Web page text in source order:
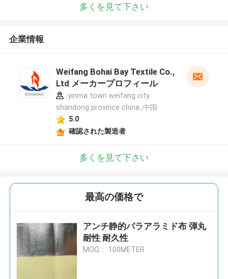
多くを見て下さい
企業情報
Weifang Bohai Bay Textile Co.,
Ltd メーカープロフィール
yinma town weifang city
shandong province china ,中国
5.0
確認された製造者
多くを見て下さい
最高の価格で
アンチ静的パラアラミド布 弾丸
耐性 耐久性
MOQ： 100METER